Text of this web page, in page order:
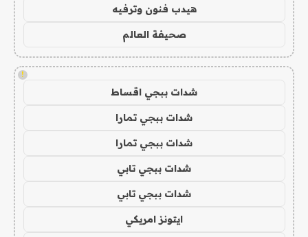
هيدب فنون وترفيه
صحيفة العالم
!
شدات ببجي اقساط
شدات ببجي تمارا
شدات ببجي تمارا
شدات ببجي تابي
شدات ببجي تابي
ايتونز امريكي